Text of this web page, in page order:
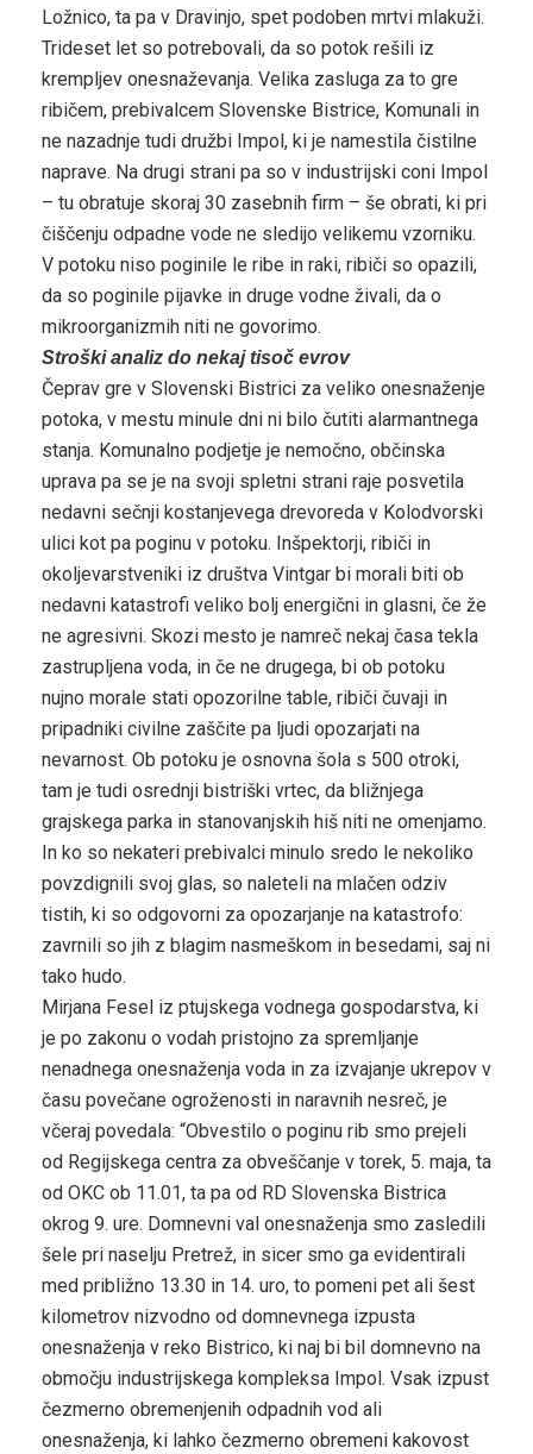
Ložnico, ta pa v Dravinjo, spet podoben mrtvi mlakuži.
Trideset let so potrebovali, da so potok rešili iz
krempljev onesnaževanja. Velika zasluga za to gre
ribičem, prebivalcem Slovenske Bistrice, Komunali in
ne nazadnje tudi družbi Impol, ki je namestila čistilne
naprave. Na drugi strani pa so v industrijski coni Impol
– tu obratuje skoraj 30 zasebnih firm – še obrati, ki pri
čiščenju odpadne vode ne sledijo velikemu vzorniku.
V potoku niso poginile le ribe in raki, ribiči so opazili,
da so poginile pijavke in druge vodne živali, da o
mikroorganizmih niti ne govorimo.
Stroški analiz do nekaj tisoč evrov
Čeprav gre v Slovenski Bistrici za veliko onesnaženje
potoka, v mestu minule dni ni bilo čutiti alarmantnega
stanja. Komunalno podjetje je nemočno, občinska
uprava pa se je na svoji spletni strani raje posvetila
nedavni sečnji kostanjevega drevoreda v Kolodvorski
ulici kot pa poginu v potoku. Inšpektorji, ribiči in
okoljevarstveniki iz društva Vintgar bi morali biti ob
nedavni katastrofi veliko bolj energični in glasni, če že
ne agresivni. Skozi mesto je namreč nekaj časa tekla
zastrupljena voda, in če ne drugega, bi ob potoku
nujno morale stati opozorilne table, ribiči čuvaji in
pripadniki civilne zaščite pa ljudi opozarjati na
nevarnost. Ob potoku je osnovna šola s 500 otroki,
tam je tudi osrednji bistriški vrtec, da bližnjega
grajskega parka in stanovanjskih hiš niti ne omenjamo.
In ko so nekateri prebivalci minulo sredo le nekoliko
povzdignili svoj glas, so naleteli na mlačen odziv
tistih, ki so odgovorni za opozarjanje na katastrofo:
zavrnili so jih z blagim nasmeškom in besedami, saj ni
tako hudo.
Mirjana Fesel iz ptujskega vodnega gospodarstva, ki
je po zakonu o vodah pristojno za spremljanje
nenadnega onesnaženja voda in za izvajanje ukrepov v
času povečane ogroženosti in naravnih nesreč, je
včeraj povedala: “Obvestilo o poginu rib smo prejeli
od Regijskega centra za obveščanje v torek, 5. maja, ta
od OKC ob 11.01, ta pa od RD Slovenska Bistrica
okrog 9. ure. Domnevni val onesnaženja smo zasledili
šele pri naselju Pretrež, in sicer smo ga evidentirali
med približno 13.30 in 14. uro, to pomeni pet ali šest
kilometrov nizvodno od domnevnega izpusta
onesnaženja v reko Bistrico, ki naj bi bil domnevno na
območju industrijskega kompleksa Impol. Vsak izpust
čezmerno obremenjenih odpadnih vod ali
onesnaženja, ki lahko čezmerno obremeni kakovost